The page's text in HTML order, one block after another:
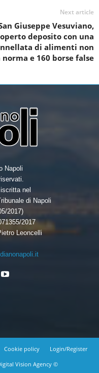
Next article
Giuseppe Vesuviano,
deposito con una
di alimenti non
norma e 160 borse false
Napoli
nel
di Napoli
2017)
2017
Leoncelli
Cookie policy
Login/Register
Vision Agency ©